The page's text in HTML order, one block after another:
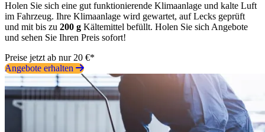
Holen Sie sich eine gut funktionierende Klimaanlage und kalte Luft
im Fahrzeug. Ihre Klimaanlage wird gewartet, auf Lecks geprüft
und mit bis zu 200 g Kältemittel befüllt. Holen Sie sich Angebote
und sehen Sie Ihren Preis sofort!
Preise jetzt ab nur 20 €*
Angebote erhalten